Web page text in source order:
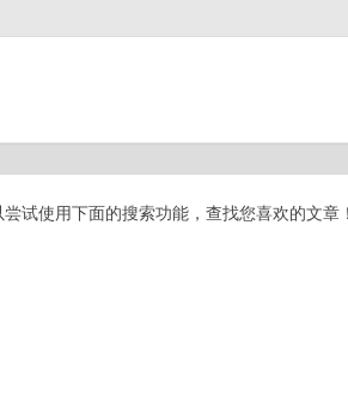
试使用下面的搜索功能，查找您喜欢的文章！